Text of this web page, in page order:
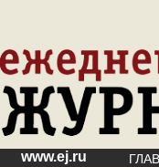
www.ej.ru